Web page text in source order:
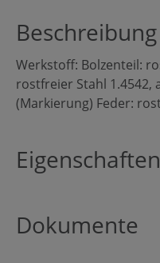
Beschreibung
Werkstoff: Bolzenteil:
rostfreier Stahl 1.4542,
(Markierung) Feder:
Eigenschaften
Dokumente